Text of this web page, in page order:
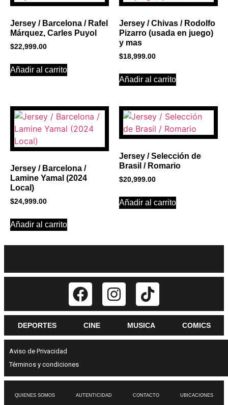
Jersey / Barcelona / Rafel
Márquez, Carles Puyol
$22,999.00
Añadir al carrito
Jersey / Chivas / Rodolfo
Pizarro (usada en juego)
y mas
$18,999.00
Añadir al carrito
Jersey / Barcelona /
Lamine Yamal (2024
Local)
$24,999.00
Añadir al carrito
Jersey / Selección de
Brasil / Romario
$20,999.00
Añadir al carrito
DEPORTES CINE MUSICA COMICS
Aviso de Privacidad
Términos y condiciones
QUIENES SOMOS AUTENTICIDAD CONTACTO UBICACIONES